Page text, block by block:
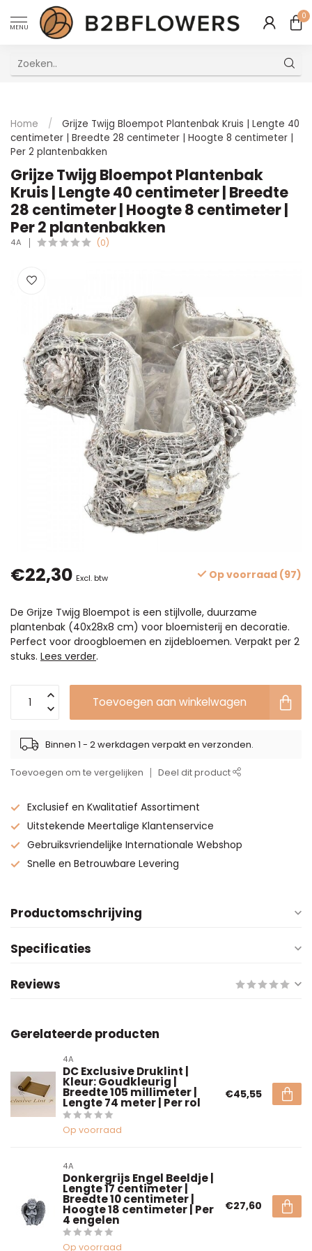
MENU
0
Home /
Grijze Twijg Bloempot Plantenbak Kruis | Lengte 40
centimeter | Breedte 28 centimeter | Hoogte 8 centimeter |
Per 2 plantenbakken
Grijze Twijg Bloempot Plantenbak
Kruis | Lengte 40 centimeter | Breedte
28 centimeter | Hoogte 8 centimeter |
Per 2 plantenbakken
4A (0)
€22,30 Excl. btw Op voorraad (97)
De Grijze Twijg Bloempot is een stijlvolle, duurzame
plantenbak (40x28x8 cm) voor bloemisterij en decoratie.
Perfect voor droogbloemen en zijdebloemen. Verpakt per 2
stuks. Lees verder.
Toevoegen aan winkelwagen
Binnen 1 - 2 werkdagen verpakt en verzonden.
Toevoegen om te vergelijken Deel dit product
Exclusief en Kwalitatief Assortiment
Uitstekende Meertalige Klantenservice
Gebruiksvriendelijke Internationale Webshop
Snelle en Betrouwbare Levering
Productomschrijving
Specificaties
Reviews
Gerelateerde producten
4A
DC Exclusive Druklint |
Kleur: Goudkleurig |
Breedte 105 millimeter |
Lengte 74 meter | Per rol
Op voorraad
€45,55
4A
Donkergrijs Engel Beeldje |
Lengte 17 centimeter |
Breedte 10 centimeter |
Hoogte 18 centimeter | Per
4 engelen
Op voorraad
€27,60